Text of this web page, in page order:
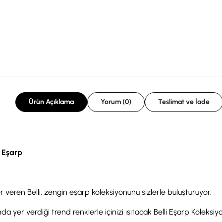
Ürün Açıklama Yorum (0) Teslimat ve İade
veren Belli, zengin eşarp koleksiyonunu sizlerle buluşturuyor.
verdiği trend renklerle içinizi ısıtacak Belli Eşarp